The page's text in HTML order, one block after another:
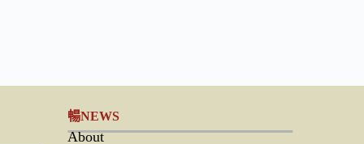
暢NEWS
About